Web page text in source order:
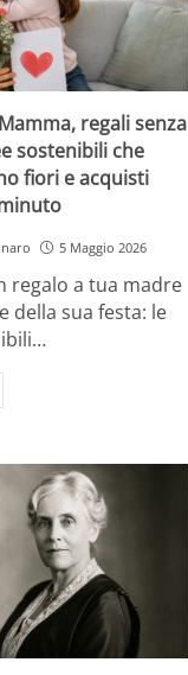
regali senza
sostenibili che
fiori e acquisti
5 Maggio 2026
regalo a tua madre
della sua festa: le